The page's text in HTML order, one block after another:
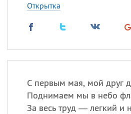
Открытка
С первым мая, мой друг
Поднимаем мы в небо
За весь труд — легкий и